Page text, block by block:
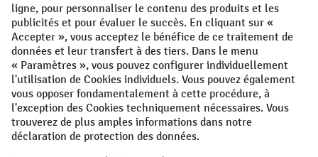
Protection des Données Politique de cookies
All prices excl. VAT plusshipping costsand possible delivery charges,
if not stated otherwise.
¹ La remise est valable jusqu'à épuisement des stocks. La remise ne
s'applique pas aux prix spéciaux. Il n'est pas possible de le combiner
avec d'autres réductions en pourcentage ou bons de réduction. | ² La
réduction sera accordée une seule fois lors de la première inscription
à la newsletter. Le code de réduction est valable pendant 10 jours et